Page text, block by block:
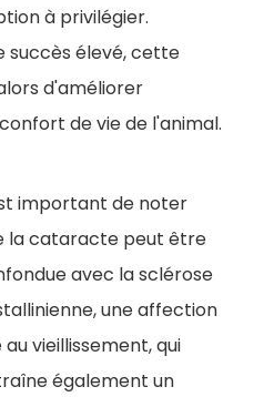
à privilégier.
succès élevé, cette
d'améliorer
de vie de l'animal.
important de noter
la cataracte peut être
avec la sclérose
une affection
au vieillissement, qui
également un